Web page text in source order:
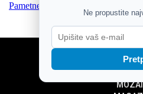
Pametne Galaxy naočale za
Ne propustite